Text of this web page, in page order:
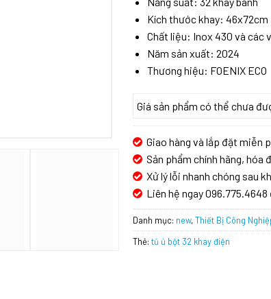
Kích thước khay: 46x72cm
Chất liệu: Inox 430 và các
Năm sản xuất: 2024
Thương hiệu: FOENIX ECO
Giá sản phẩm có thể chưa
Giao hàng và lắp đặt miễn
Sản phẩm chính hãng, hóa
Xử lý lỗi nhanh chóng sau
Liên hệ ngay
Danh mục: new,Thiết Bị Công
Thẻ:tủ ủ bột 32 khay điện